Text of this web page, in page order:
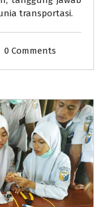
transportasi.
0 Comments